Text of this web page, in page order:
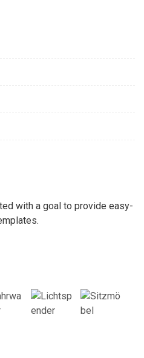
with a goal to provide easy-